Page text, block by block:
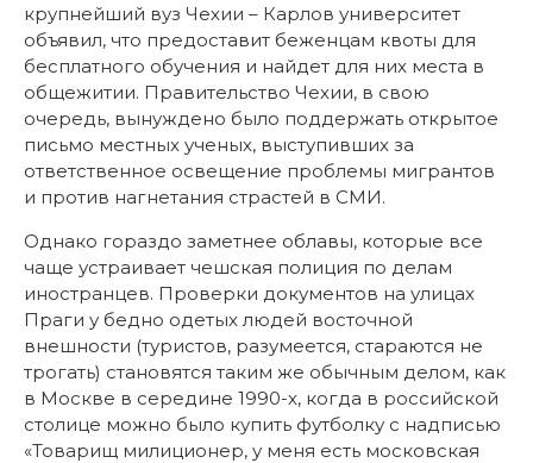
крупнейший вуз Чехии – Карлов университет
объявил, что предоставит беженцам квоты для
бесплатного обучения и найдет для них места в
общежитии. Правительство Чехии, в свою
очередь, вынуждено было поддержать открытое
письмо местных ученых, выступивших за
ответственное освещение проблемы мигрантов
и против нагнетания страстей в СМИ.
Однако гораздо заметнее облавы, которые все
чаще устраивает чешская полиция по делам
иностранцев. Проверки документов на улицах
Праги у бедно одетых людей восточной
внешности (туристов, разумеется, стараются не
трогать) становятся таким же обычным делом, как
в Москве в середине 1990-х, когда в российской
столице можно было купить футболку с надписью
«Товарищ милиционер, у меня есть московская